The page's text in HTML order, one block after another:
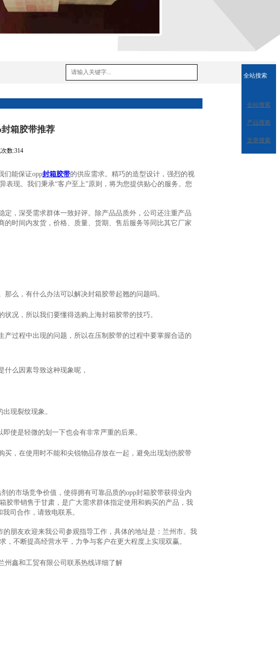
全站搜索
全站搜索
产品搜索
文章搜索
箱胶带推荐
数:314
们能保证opp封箱胶带的供应需求。精巧的造型设计，强烈的视
表现。我们秉承“客户至上”原则，将为您提供贴心的服务。您
，深受需求群体一致好评。除产品品质外，公司还注重产品
时间内发货，价格、质量、货期、售后服务等同比其它厂家
么，有什么办法可以解决封箱胶带起翘的问题吗。
况，所以我们要懂得选购上海封箱胶带的技巧。
过程中出现的问题，所以在压制胶带的过程中要掌握合适的
么因素导致这种现象呢，
现裂纹现象。
使是轻微的划一下也会有非常严重的后果。
，在使用时不能和尖锐物品存放在一起，避免出现划伤胶带
的市场竞争价值，使得拥有可靠品质的opp封箱胶带获得业内
胶带销售于甘肃，是广大需求群体指定使用和购买的产品，我
司合作，请致电联系。
朋友欢迎来我公司参观指导工作，具体的地址是：兰州市。我
不断提高经营水平，力争与客户在更大程度上实现双赢。
州鑫和工贸有限公司联系热线详细了解